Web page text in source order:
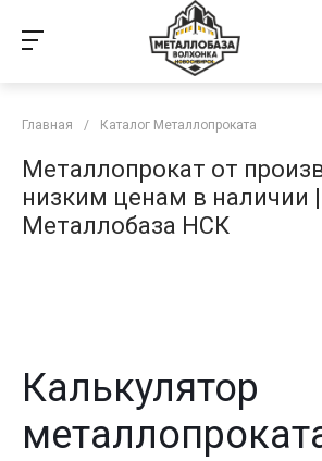
Главная / Каталог Металлопроката
Металлопрокат от
низким ценам в наличии |
Металлобаза НСК
Калькулятор